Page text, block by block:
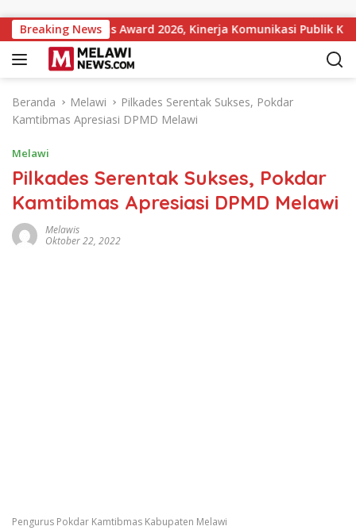
Breaking News
Institutions Award 2026, Kinerja Komunikasi Publik
Beranda Melawi
Pilkades Serentak Sukses, Pokdar
Kamtibmas Apresiasi DPMD Melawi
Melawi
Pilkades Serentak Sukses, Pokdar
Kamtibmas Apresiasi DPMD Melawi
Melawis
Oktober 22, 2022
Pengurus Pokdar Kamtibmas Kabupaten Melawi